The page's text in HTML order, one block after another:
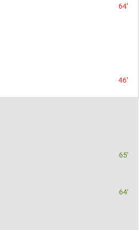
64'
46'
65'
64'